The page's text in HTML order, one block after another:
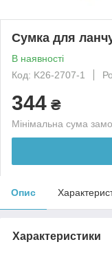
Сумка для
В наявності
Код: K26-2707-1
344 ₴
Мінімальна сума
Опис
Характеристики